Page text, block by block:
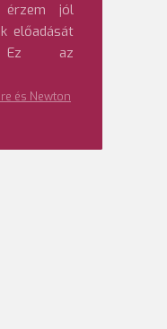
jól
előadását
Ez az
és Newton